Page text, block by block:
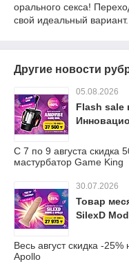
орального секса!
свой идеальный вариант.
Другие новости
05.08.2026
Flash sale
С 7 по 9 августа скидка
мастурбатор Game King
30.07.2026
Товар
SilexD
Весь август скидка -
Apollo